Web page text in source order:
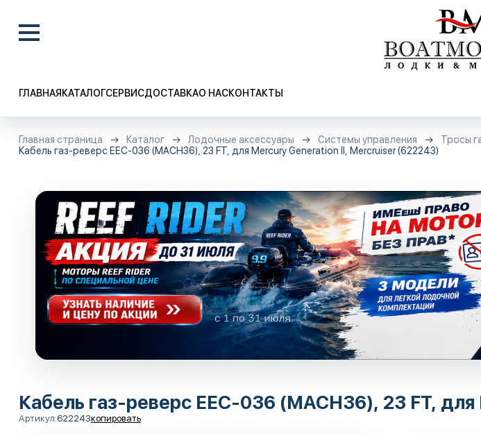
ГЛАВНАЯ КАТАЛОГСЕРВИСДОСТАВКАО НАСКОНТАКТЫ
Главная страница Каталог Лодочные аксессуары Системы управления Тросы
Кабель газ-реверс ЕЕС-036 (MACH36), 23 FT, для Mercury Generation II, Mercruiser (622243)
Кабель газ-реверс ЕЕС-036 (MACH36), 23 FT,
Артикул:622243копировать